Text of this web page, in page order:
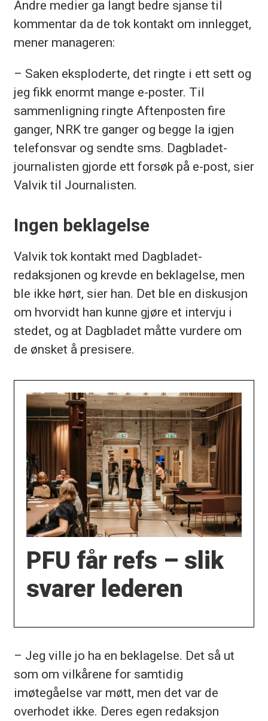
Andre medier ga langt bedre sjanse til
kommentar da de tok kontakt om innlegget,
mener manageren:
– Saken eksploderte, det ringte i ett sett og
jeg fikk enormt mange e-poster. Til
sammenligning ringte Aftenposten fire
ganger, NRK tre ganger og begge la igjen
telefonsvar og sendte sms. Dagbladet-
journalisten gjorde ett forsøk på e-post, sier
Valvik til Journalisten.
Ingen beklagelse
Valvik tok kontakt med Dagbladet-
redaksjonen og krevde en beklagelse, men
ble ikke hørt, sier han. Det ble en diskusjon
om hvorvidt han kunne gjøre et intervju i
stedet, og at Dagbladet måtte vurdere om
de ønsket å presisere.
PFU får refs – slik
svarer lederen
– Jeg ville jo ha en beklagelse. Det så ut
som om vilkårene for samtidig
imøtegåelse var møtt, men det var de
overhodet ikke. Deres egen redaksjon